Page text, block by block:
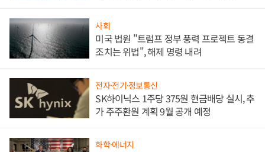
사회
미국 법원 "트럼프 정부 풍력 프로젝트 동결
조치는 위법", 해제 명령 내려
전자·전기·정보통신
SK하이닉스 1주당 375원 현금배당 실시, 추
가 주주환원 계획 9월 공개 예정
화학·에너지